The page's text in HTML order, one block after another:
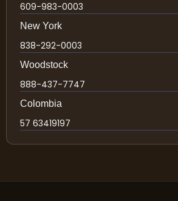
609-983-0003
New York
838-292-0003
Woodstock
888-437-7747
Colombia
57 63419197